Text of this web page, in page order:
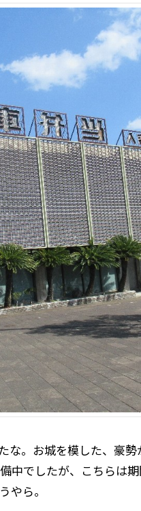
な。お城を模した、豪
中でしたが、こちらは
やら。